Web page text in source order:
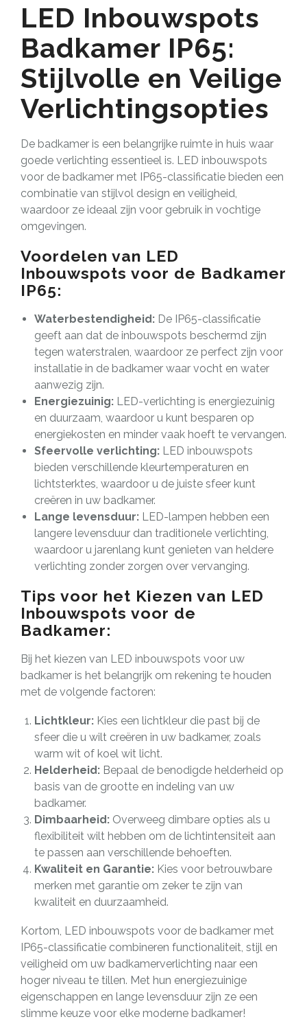
LED Inbouwspots
Badkamer IP65:
Stijlvolle en Veilige
Verlichtingsopties
De badkamer is een belangrijke ruimte in huis waar
goede verlichting essentieel is. LED inbouwspots
voor de badkamer met IP65-classificatie bieden een
combinatie van stijlvol design en veiligheid,
waardoor ze ideaal zijn voor gebruik in vochtige
omgevingen.
Voordelen van LED
Inbouwspots voor de Badkamer
IP65:
Waterbestendigheid: De IP65-classificatie
geeft aan dat de inbouwspots beschermd zijn
tegen waterstralen, waardoor ze perfect zijn voor
installatie in de badkamer waar vocht en water
aanwezig zijn.
Energiezuinig: LED-verlichting is energiezuinig
en duurzaam, waardoor u kunt besparen op
energiekosten en minder vaak hoeft te vervangen.
Sfeervolle verlichting: LED inbouwspots
bieden verschillende kleurtemperaturen en
lichtsterktes, waardoor u de juiste sfeer kunt
creëren in uw badkamer.
Lange levensduur: LED-lampen hebben een
langere levensduur dan traditionele verlichting,
waardoor u jarenlang kunt genieten van heldere
verlichting zonder zorgen over vervanging.
Tips voor het Kiezen van LED
Inbouwspots voor de
Badkamer:
Bij het kiezen van LED inbouwspots voor uw
badkamer is het belangrijk om rekening te houden
met de volgende factoren:
Lichtkleur: Kies een lichtkleur die past bij de
sfeer die u wilt creëren in uw badkamer, zoals
warm wit of koel wit licht.
Helderheid: Bepaal de benodigde helderheid op
basis van de grootte en indeling van uw
badkamer.
Dimbaarheid: Overweeg dimbare opties als u
flexibiliteit wilt hebben om de lichtintensiteit aan
te passen aan verschillende behoeften.
Kwaliteit en Garantie: Kies voor betrouwbare
merken met garantie om zeker te zijn van
kwaliteit en duurzaamheid.
Kortom, LED inbouwspots voor de badkamer met
IP65-classificatie combineren functionaliteit, stijl en
veiligheid om uw badkamerverlichting naar een
hoger niveau te tillen. Met hun energiezuinige
eigenschappen en lange levensduur zijn ze een
slimme keuze voor elke moderne badkamer!